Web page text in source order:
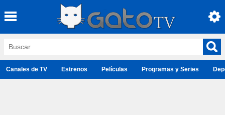
Canales de TV Estrenos Películas Programas y Series